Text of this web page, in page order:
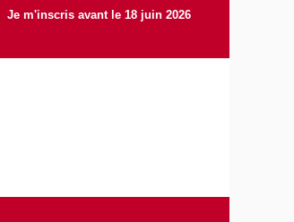
Je m'inscris avant le 18 juin 2026